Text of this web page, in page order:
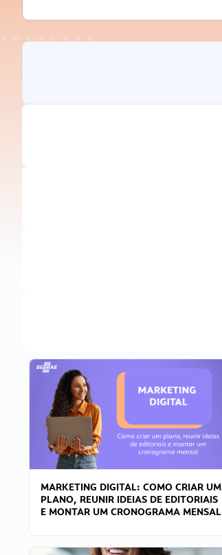
MARKETING DIGITAL: COMO CRIAR UM
PLANO, REUNIR IDEIAS DE EDITORIAIS
E MONTAR UM CRONOGRAMA MENSAL